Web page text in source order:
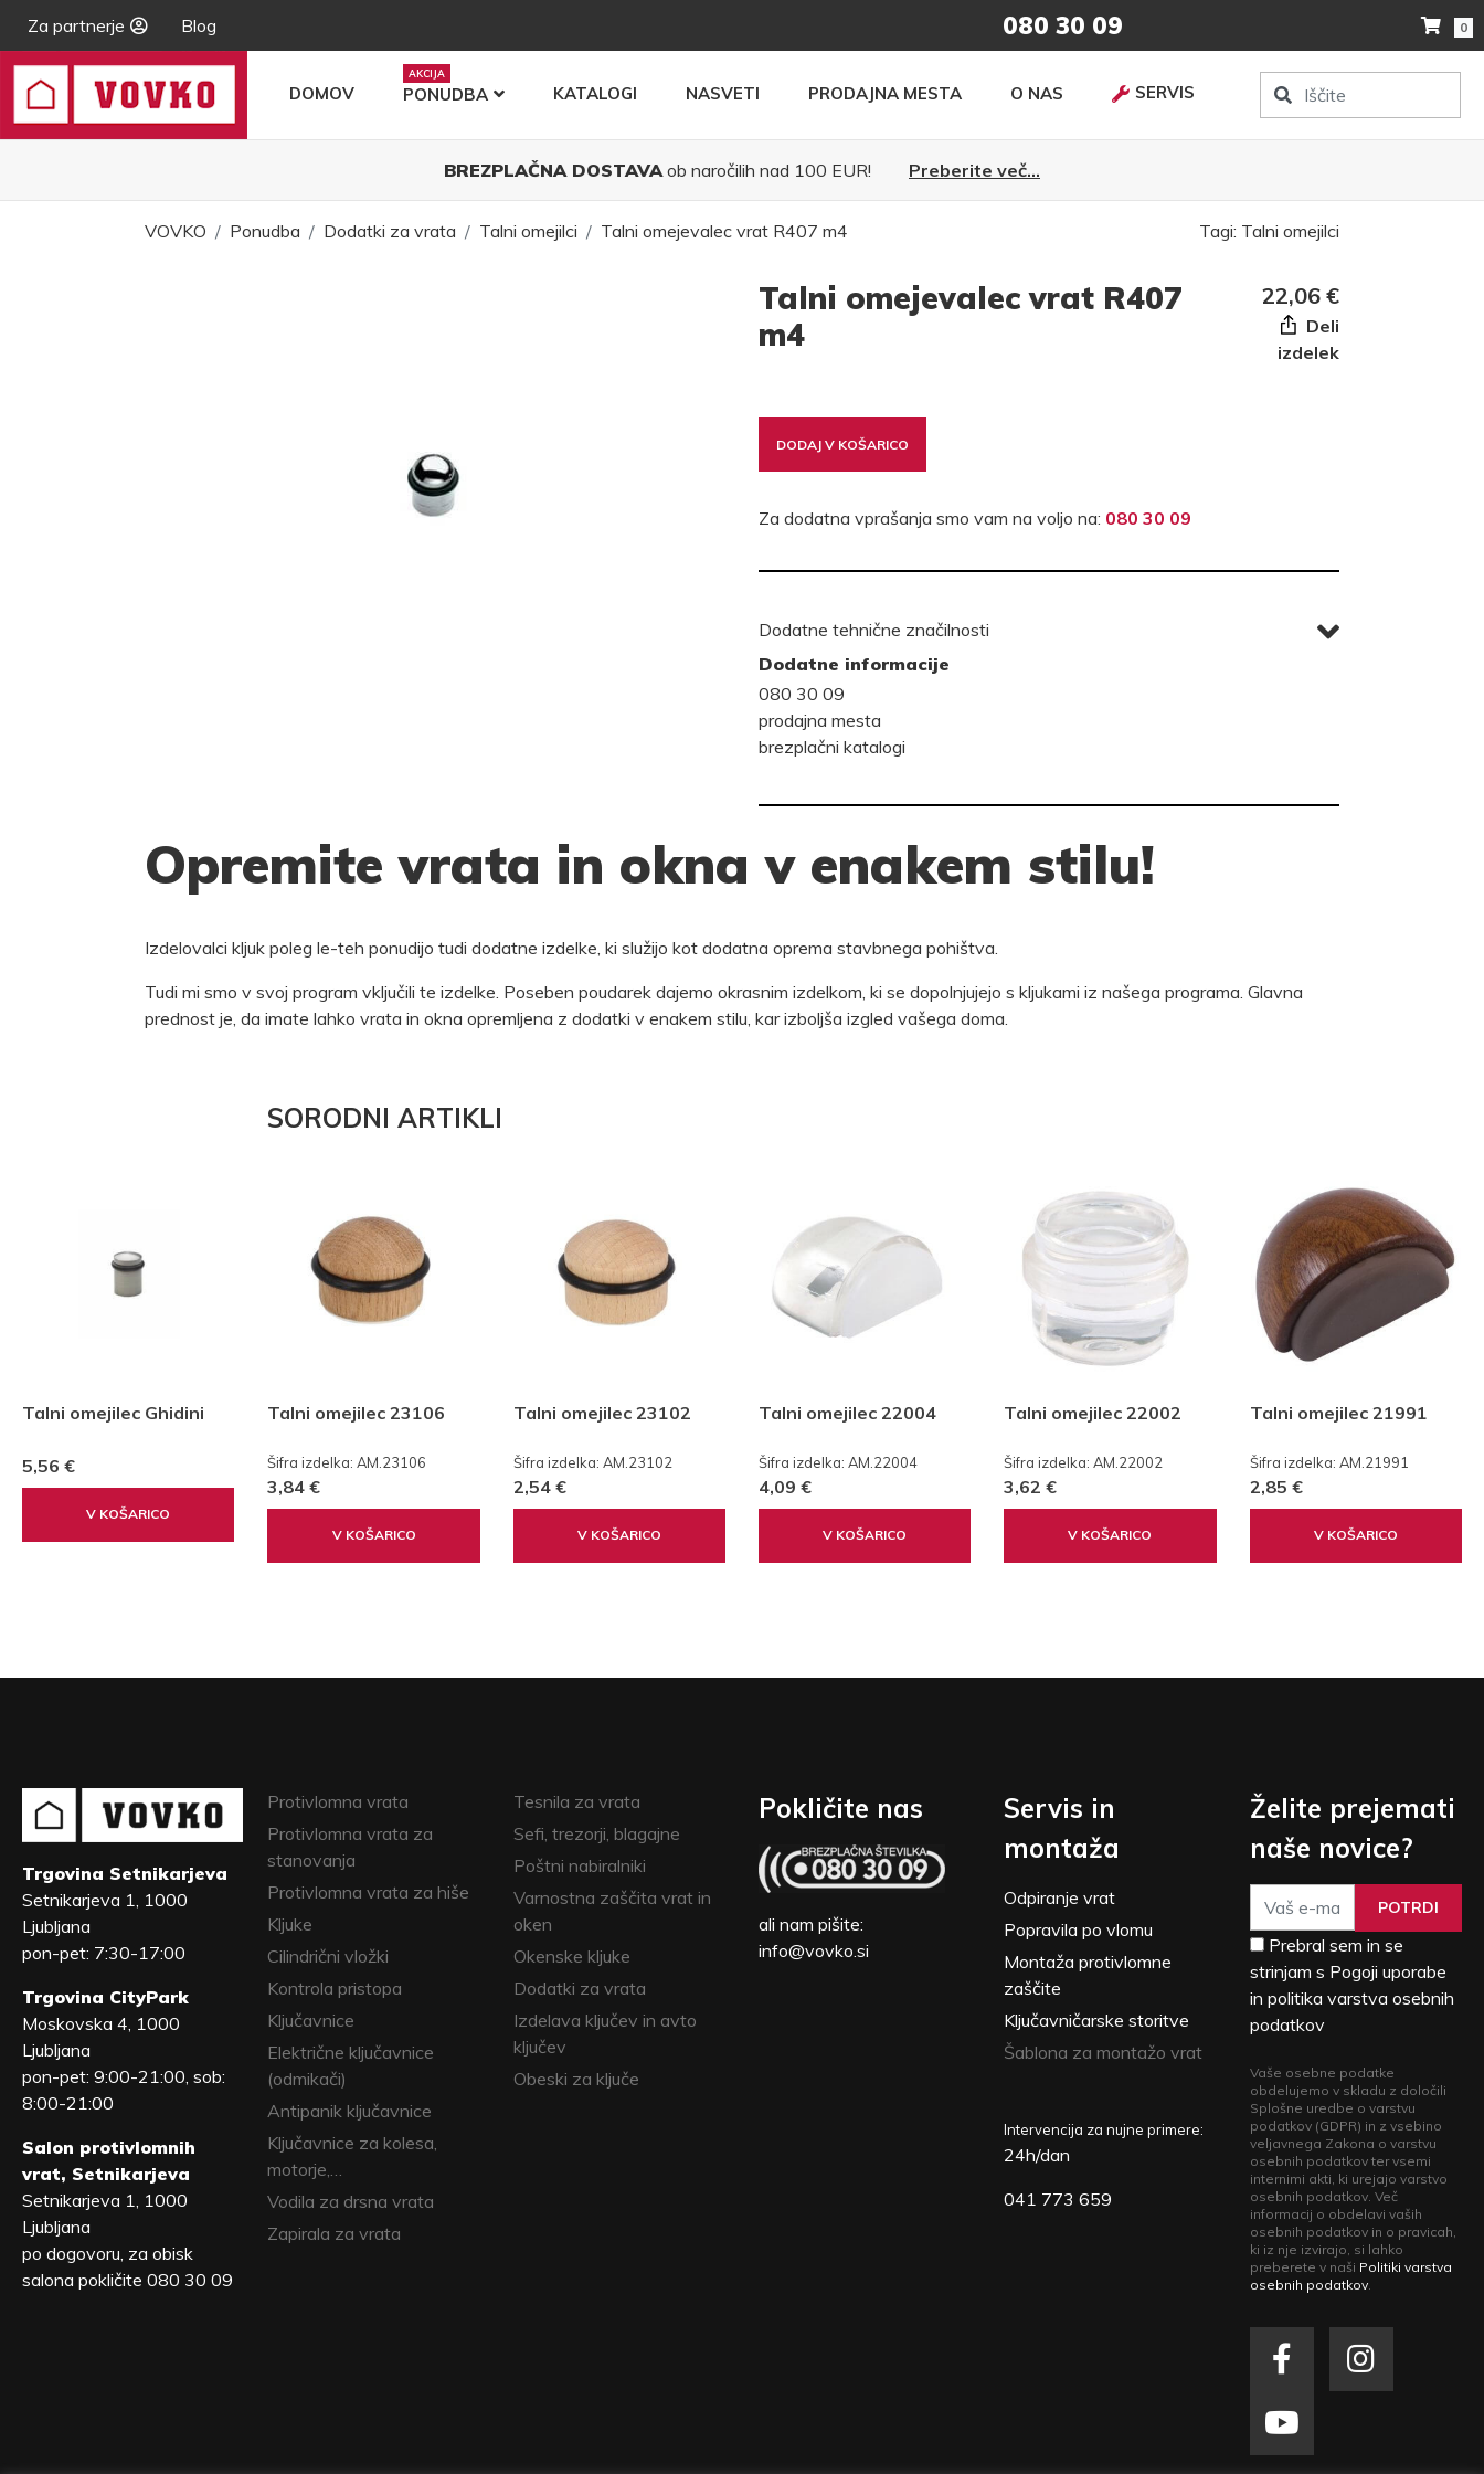
Za partnerje Blog 080 30 09 0
DOMOV PONUDBA KATALOGI NASVETI PRODAJNA MESTA O NAS SERVIS
BREZPLAČNA DOSTAVAob naročilih nad 100 EUR! Preberite več...
VOVKO Ponudba Dodatki za vrata Talni omejilci Talni omejevalec vrat R407 m4 Tagi: Talni omejilci
Talni omejevalec vrat R407
m4
22,06 €
Deli
izdelek
DODAJ V KOŠARICO
Za dodatna vprašanja smo vam na voljo na: 080 30 09
Dodatne tehnične značilnosti
Dodatne informacije
080 30 09
prodajna mesta
brezplačni katalogi
Opremite vrata in okna v enakem stilu!
Izdelovalci kljuk poleg le-teh ponudijo tudi dodatne izdelke, ki služijo kot dodatna oprema stavbnega pohištva.
Tudi mi smo v svoj program vključili te izdelke. Poseben poudarek dajemo okrasnim izdelkom, ki se dopolnjujejo s kljukami iz našega programa. Glavna
prednost je, da imate lahko vrata in okna opremljena z dodatki v enakem stilu, kar izboljša izgled vašega doma.
SORODNI ARTIKLI
Talni omejilec Ghidini
5,56 €
V KOŠARICO
Talni omejilec 23106
Šifra izdelka: AM.23106
3,84 €
V KOŠARICO
Talni omejilec 23102
Šifra izdelka: AM.23102
2,54 €
V KOŠARICO
Talni omejilec 22004
Šifra izdelka: AM.22004
4,09 €
V KOŠARICO
Talni omejilec 22002
Šifra izdelka: AM.22002
3,62 €
V KOŠARICO
Talni omejilec 21991
Šifra izdelka: AM.21991
2,85 €
V KOŠARICO
Trgovina Setnikarjeva
Setnikarjeva 1, 1000
Ljubljana
pon-pet: 7:30-17:00
Trgovina CityPark
Moskovska 4, 1000
Ljubljana
pon-pet: 9:00-21:00, sob:
8:00-21:00
Salon protivlomnih
vrat, Setnikarjeva
Setnikarjeva 1, 1000
Ljubljana
po dogovoru, za obisk
salona pokličite 080 30 09
Protivlomna vrata
Protivlomna vrata za
stanovanja
Protivlomna vrata za hiše
Kljuke
Cilindrični vložki
Kontrola pristopa
Ključavnice
Električne ključavnice
(odmikači)
Antipanik ključavnice
Ključavnice za kolesa,
motorje,…
Vodila za drsna vrata
Zapirala za vrata
Tesnila za vrata
Sefi, trezorji, blagajne
Poštni nabiralniki
Varnostna zaščita vrat in
oken
Okenske kljuke
Dodatki za vrata
Izdelava ključev in avto
ključev
Obeski za ključe
Pokličite nas
ali nam pišite:
info@vovko.si
Servis in
montaža
Odpiranje vrat
Popravila po vlomu
Montaža protivlomne
zaščite
Ključavničarske storitve
Šablona za montažo vrat
Intervencija za nujne primere:
24h/dan
041 773 659
Želite prejemati
naše novice?
POTRDI
Prebral sem in se
strinjam s Pogoji uporabe
in politika varstva osebnih
podatkov
Vaše osebne podatke
obdelujemo v skladu z določili
Splošne uredbe o varstvu
podatkov (GDPR) in z vsebino
veljavnega Zakona o varstvu
osebnih podatkov ter vsemi
internimi akti, ki urejajo varstvo
osebnih podatkov. Več
informacij o obdelavi vaših
osebnih podatkov in o pravicah,
ki iz nje izvirajo, si lahko
preberete v naši Politiki varstva
osebnih podatkov.